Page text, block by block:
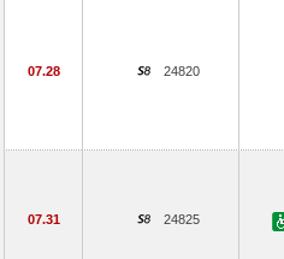
07.28 24820
07.31 24825